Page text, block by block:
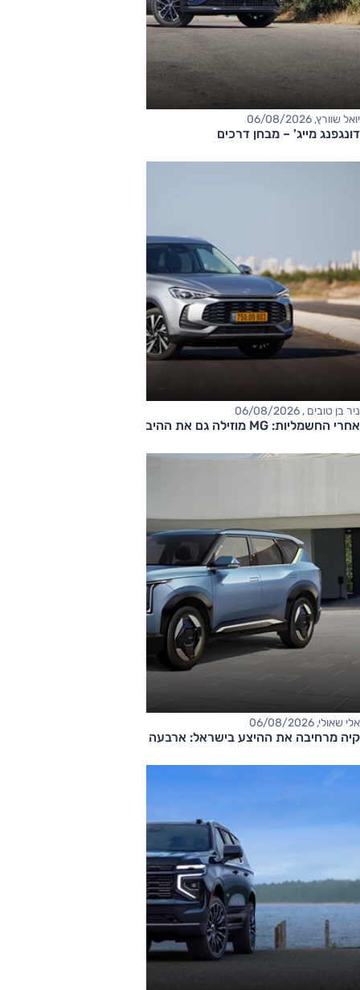
יואל שוורץ, 06/08/2026
דונגפנג מייג' – מבחן דרכים
ניר בן טובים , 06/08/2026
אחרי החשמליות: MG מוזילה גם את ההיברידיות
אלי שאולי, 06/08/2026
קיה מרחיבה את ההיצע בישראל: ארבעה דגמים חדשים בדרך